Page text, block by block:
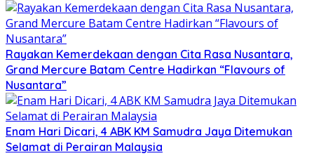
Rayakan Kemerdekaan dengan Cita Rasa Nusantara,
Grand Mercure Batam Centre Hadirkan “Flavours of
Nusantara”
Enam Hari Dicari, 4 ABK KM Samudra Jaya Ditemukan
Selamat di Perairan Malaysia